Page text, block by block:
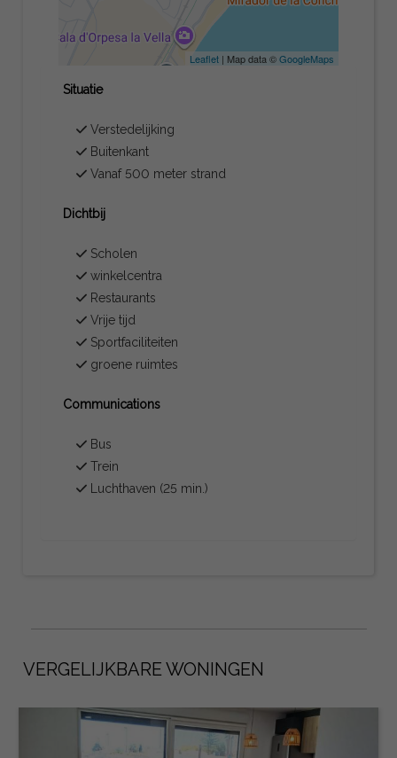
Leaflet| Map data ©GoogleMaps
Situatie
Verstedelijking
Buitenkant
Vanaf 500 meter strand
Dichtbij
Scholen
winkelcentra
Restaurants
Vrije tijd
Sportfaciliteiten
groene ruimtes
Communications
Bus
Trein
Luchthaven (25 min.)
VERGELIJKBARE WONINGEN